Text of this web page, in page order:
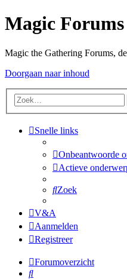
Magic Forums
Magic the Gathering Forums,
Doorgaan naar inhoud
Snelle links
Onbeantwoorde
Actieve
Zoek
V&A
Aanmelden
Registreer
Forumoverzicht
Zoek